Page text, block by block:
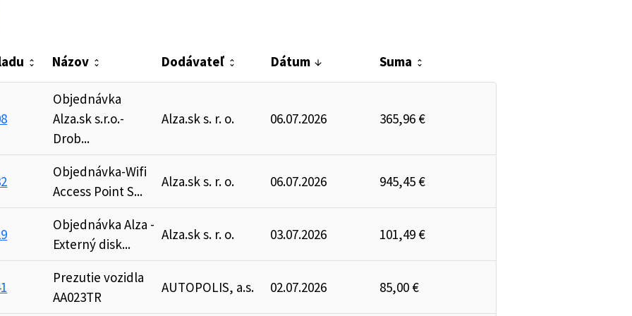
unfold_more Názov unfold_more Dodávateľ unfold_more Dátum arrow_downward Suma unfold_more
Objednávka
Alza.sk s.r.o.-
Drob...
Alza.sk s. r. o. 06.07.2026 365,96 €
Objednávka-Wifi
Access Point S...
Alza.sk s. r. o. 06.07.2026 945,45 €
Objednávka Alza -
Externý disk...
Alza.sk s. r. o. 03.07.2026 101,49 €
Prezutie vozidla
AA023TR
AUTOPOLIS, a.s. 02.07.2026 85,00 €